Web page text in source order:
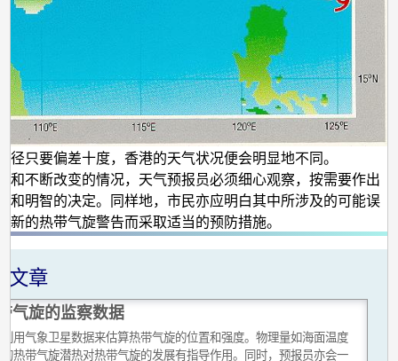
径只要偏差十度，香港的天气状况便会明显地不同。
和不断改变的情况，天气预报员必须细心观察，按需要作出
和明智的决定。同样地，市民亦应明白其中所涉及的可能误
新的热带气旋警告而采取适当的预防措施。
文章
气旋的监察数据
用气象卫星数据来估算热带气旋的位置和强度。物理量如海面温度
热带气旋潜热对热带气旋的发展有指导作用。同时，预报员亦会一